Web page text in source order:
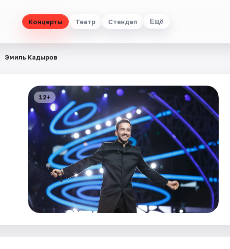
Концерты Театр Стендап Ещё
Эмиль Кадыров
12+